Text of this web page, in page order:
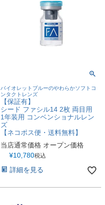
バイオレットブルーのやわらかソフトコ
ンタクトレンズ
【保証有】
シード ファシル14 2枚 両目用
1年装用 コンベンショナルレン
ズ
【ネコポス便・送料無料】
当店通常価格 オープン価格
¥10,780税込
詳細を見る